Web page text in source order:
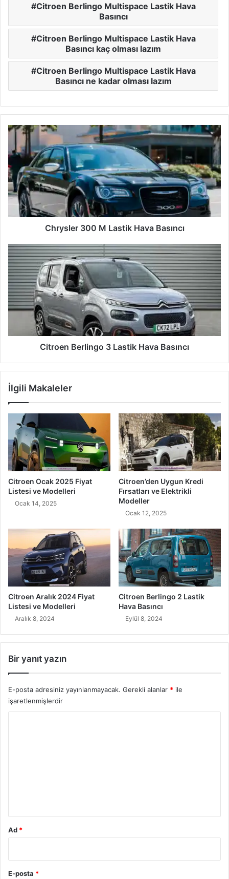
Citroen Berlingo Multispace Lastik Hava
Basıncı
Citroen Berlingo Multispace Lastik Hava
Basıncı kaç olması lazım
Citroen Berlingo Multispace Lastik Hava
Basıncı ne kadar olması lazım
Chrysler
M
Hava
Basıncı
Chrysler 300 M Lastik Hava Basıncı
Citroen
Berlingo
3
Lastik
Hava
Basıncı
Citroen Berlingo 3 Lastik Hava Basıncı
İlgili Makaleler
Citroen Ocak 2025 Fiyat
Listesi ve Modelleri
Ocak 14, 2025
Citroen’den Uygun Kredi
Fırsatları ve Elektrikli
Modeller
Ocak 12, 2025
Citroen Aralık 2024 Fiyat
Listesi ve Modelleri
Aralık 8, 2024
Citroen Berlingo 2 Lastik
Hava Basıncı
Eylül 8, 2024
Bir yanıt yazın
E-posta adresiniz yayınlanmayacak. Gerekli alanlar * ile
işaretlenmişlerdir
Ad *
E-posta *